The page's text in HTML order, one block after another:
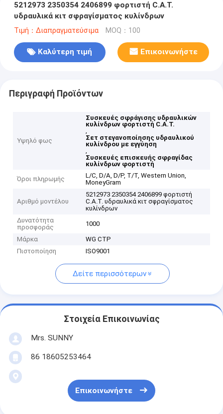
5212973 2350354 2406899 φορτιστή C.A.T.
υδραυλικά κιτ σφραγίσματος κυλίνδρων
Τιμή：Διαπραγματεύσιμα MOQ：100
Καλύτερη τιμή Επικοινωνήστε
Περιγραφή Προϊόντων
Υψηλό φως
Συσκευές σφράγισης υδραυλικών
κυλίνδρων φορτιστή C.A.T.
,
Σετ στεγανοποίησης υδραυλικού
κυλίνδρου με εγγύηση
,
Συσκευές επισκευής σφραγίδας
κυλίνδρων φορτιστή
Όροι πληρωμής
L/C, D/A, D/P, T/T, Western Union,
MoneyGram
Αριθμό μοντέλου
5212973 2350354 2406899 φορτιστή
C.A.T. υδραυλικά κιτ σφραγίσματος
κυλίνδρων
Δυνατότητα
προσφοράς
1000
Μάρκα
WG CTP
Πιστοποίηση
ISO9001
Δείτε περισσότερων
Στοιχεία Επικοινωνίας
Mrs. SUNNY
86 18605253464
Επικοινωνήστε